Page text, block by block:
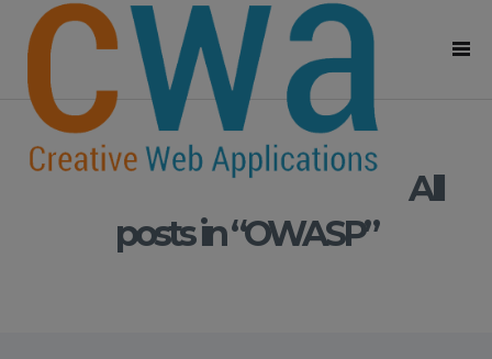
All
posts in “OWASP”